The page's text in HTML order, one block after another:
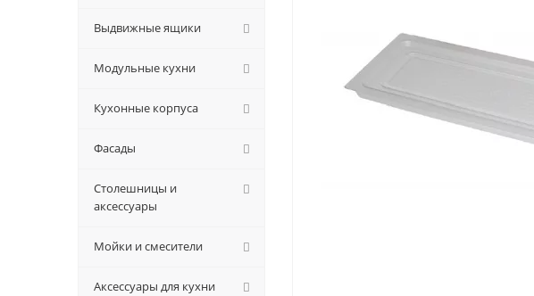
Выдвижные ящики
Модульные кухни
Кухонные корпуса
Фасады
Столешницы и
аксессуары
Мойки и смесители
Аксессуары для кухни